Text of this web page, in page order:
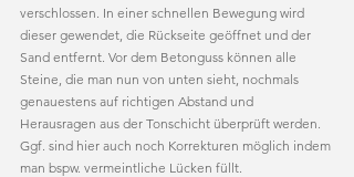
verschlossen. In einer schnellen Bewegung wird
dieser gewendet, die Rückseite geöffnet und der
Sand entfernt. Vor dem Betonguss können alle
Steine, die man nun von unten sieht, nochmals
genauestens auf richtigen Abstand und
Herausragen aus der Tonschicht überprüft werden.
Ggf. sind hier auch noch Korrekturen möglich indem
man bspw. vermeintliche Lücken füllt.